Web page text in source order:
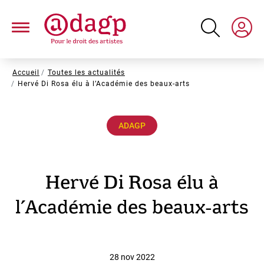
contenu
Fil
d'Ariane
Accueil
Toutes les actualités
Hervé Di Rosa élu à l’Académie des beaux-arts
ADAGP
Hervé Di Rosa élu à
l’Académie des beaux-arts
28 nov 2022